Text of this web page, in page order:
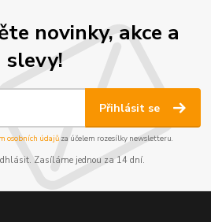
novinky, akce a
slevy!
Přihlásit se
osobních údajůza účelem rozesílky newsletteru.
Zasíláme jednou za 14 dní.